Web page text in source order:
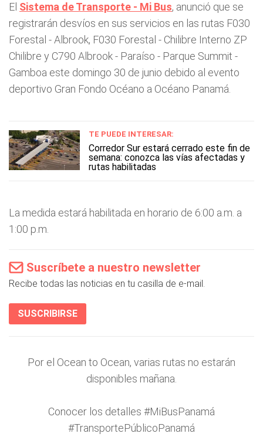
El Sistema de Transporte - Mi Bus, anunció que se
registrarán desvíos en sus servicios en las rutas F030
Forestal - Albrook, F030 Forestal - Chilibre Interno ZP
Chilibre y C790 Albrook - Paraíso - Parque Summit -
Gamboa este domingo 30 de junio debido al evento
deportivo Gran Fondo Océano a Océano Panamá.
TE PUEDE INTERESAR:
Corredor Sur estará cerrado este fin de
semana: conozca las vías afectadas y
rutas habilitadas
La medida estará habilitada en horario de 6:00 a.m. a
1:00 p.m.
Suscríbete a nuestro newsletter
Recibe todas las noticias en tu casilla de e-mail.
SUSCRIBIRSE
Por el Ocean to Ocean, varias rutas no estarán
disponibles mañana.
Conocer los detalles #MiBusPanamá
#TransportePúblicoPanamá